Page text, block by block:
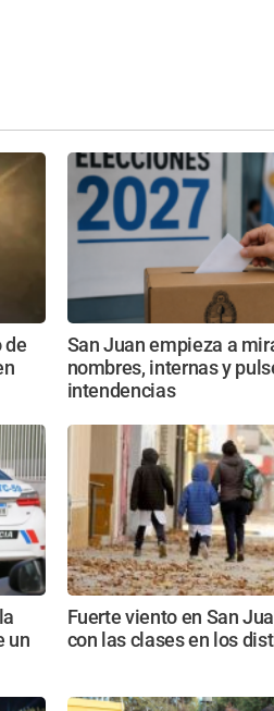
de
San Juan empieza a
nombres, internas y
intendencias
un
Fuerte viento en San
con las clases en los